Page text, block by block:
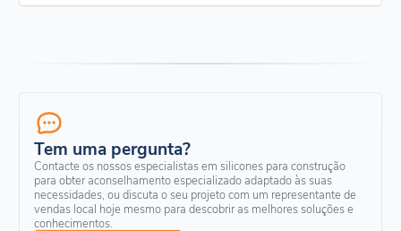
Tem uma pergunta?
Contacte os nossos especialistas em silicones para construção
para obter aconselhamento especializado adaptado às suas
necessidades, ou discuta o seu projeto com um representante de
vendas local hoje mesmo para descobrir as melhores soluções e
conhecimentos.